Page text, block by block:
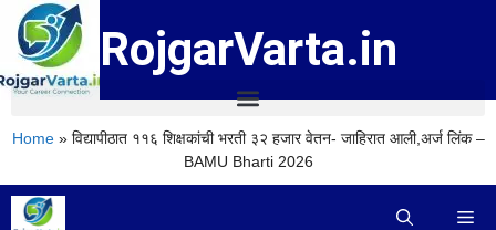
RojgarVarta.in
Home» विद्यापीठात ११६ शिक्षकांची भरती ३२ हजार वेतन- जाहिरात आली,अर्ज लिंक –
BAMU Bharti 2026